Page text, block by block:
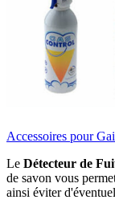
Accessoires pour
Le Détecteur de
de savon vous
ainsi éviter